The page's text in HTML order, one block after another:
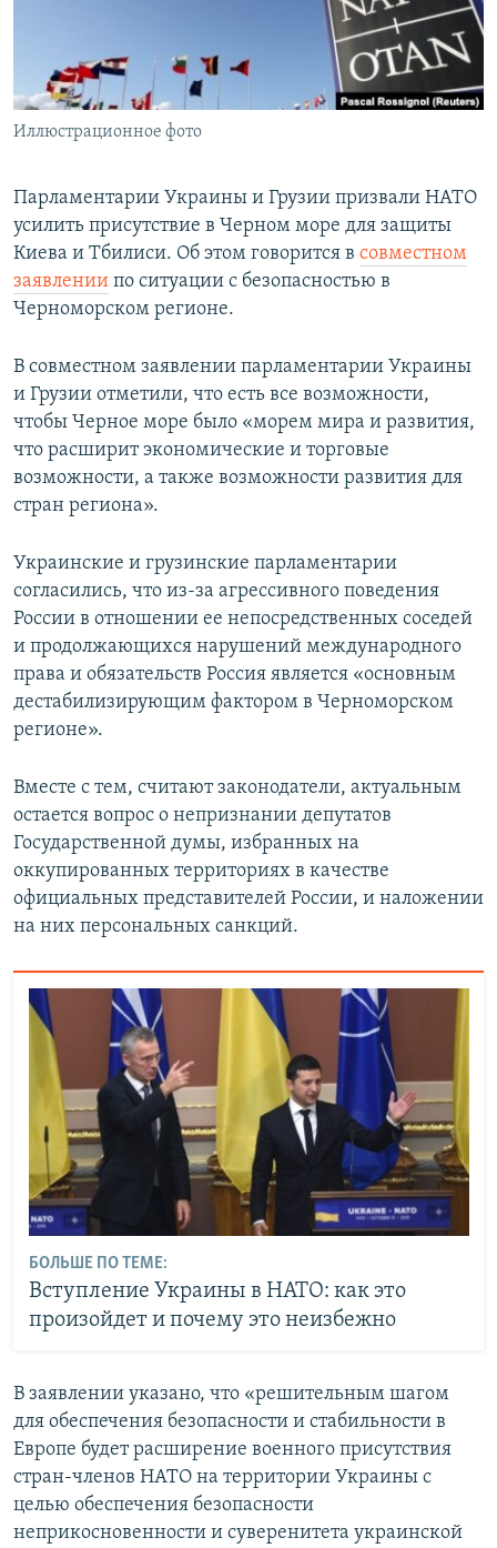
КРЫМ.НЕПОКОРЕННЫЙ
ELIFBE
УКРАИНСКАЯ ПРОБЛЕМА КРЫМА
Иллюстрационное фото
Парламентарии Украины и Грузии призвали НАТО
усилить присутствие в Черном море для защиты
Киева и Тбилиси. Об этом говорится в совместном
заявлении по ситуации с безопасностью в
Черноморском регионе.
В совместном заявлении парламентарии Украины
и Грузии отметили, что есть все возможности,
чтобы Черное море было «морем мира и развития,
что расширит экономические и торговые
возможности, а также возможности развития для
стран региона».
Украинские и грузинские парламентарии
согласились, что из-за агрессивного поведения
России в отношении ее непосредственных соседей
и продолжающихся нарушений международного
права и обязательств Россия является «основным
дестабилизирующим фактором в Черноморском
регионе».
Вместе с тем, считают законодатели, актуальным
остается вопрос о непризнании депутатов
Государственной думы, избранных на
оккупированных территориях в качестве
официальных представителей России, и наложении
на них персональных санкций.
БОЛЬШЕ ПО ТЕМЕ:
Вступление Украины в НАТО: как это
произойдет и почему это неизбежно
В заявлении указано, что «решительным шагом
для обеспечения безопасности и стабильности в
Европе будет расширение военного присутствия
стран-членов НАТО на территории Украины с
целью обеспечения безопасности
неприкосновенности и суверенитета украинской